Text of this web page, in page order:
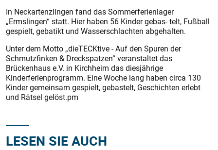
In Neckartenzlingen fand das Sommerferienlager
„Ermslingen“ statt. Hier haben 56 Kinder gebas- telt, Fußball
gespielt, gebatikt und Wasserschlachten abgehalten.
Unter dem Motto „dieTECKtive - Auf den Spuren der
Schmutzfinken & Dreckspatzen“ veranstaltet das
Brückenhaus e.V. in Kirchheim das diesjährige
Kinderferienprogramm. Eine Woche lang haben circa 130
Kinder gemeinsam gespielt, gebastelt, Geschichten erlebt
und Rätsel gelöst.pm
LESEN SIE AUCH